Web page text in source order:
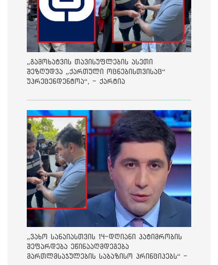
„გამოხატვის თავისუფლების ასეთი
შეზღუდვა „ქართული ოცნებისთვისაც“
უპრეცენდენტოა“, - ქარტია
„ვახო სანაიასთვის 14-დღიანი პატიმრობის
შეფარდება ეწინააღმდეგება
მართლმსაჯულების საბაზისო პრინციპებს“ -